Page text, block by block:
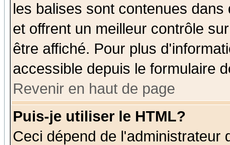
les balises sont contenues
et offrent un meilleur contrôle
être affiché. Pour plus
accessible depuis le formulaire
Revenir en haut de page
Puis-je utiliser le HTML?
Ceci dépend de l'administrateur